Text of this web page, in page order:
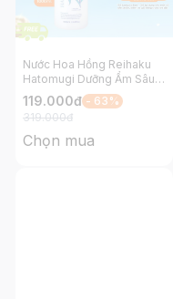
Nước Hoa Hồng Reihaku
Hatomugi Dưỡng Ẩm Sâu
và Làm Sáng Da 1000ml
119.000đ - 63%
319.000đ
Chọn mua